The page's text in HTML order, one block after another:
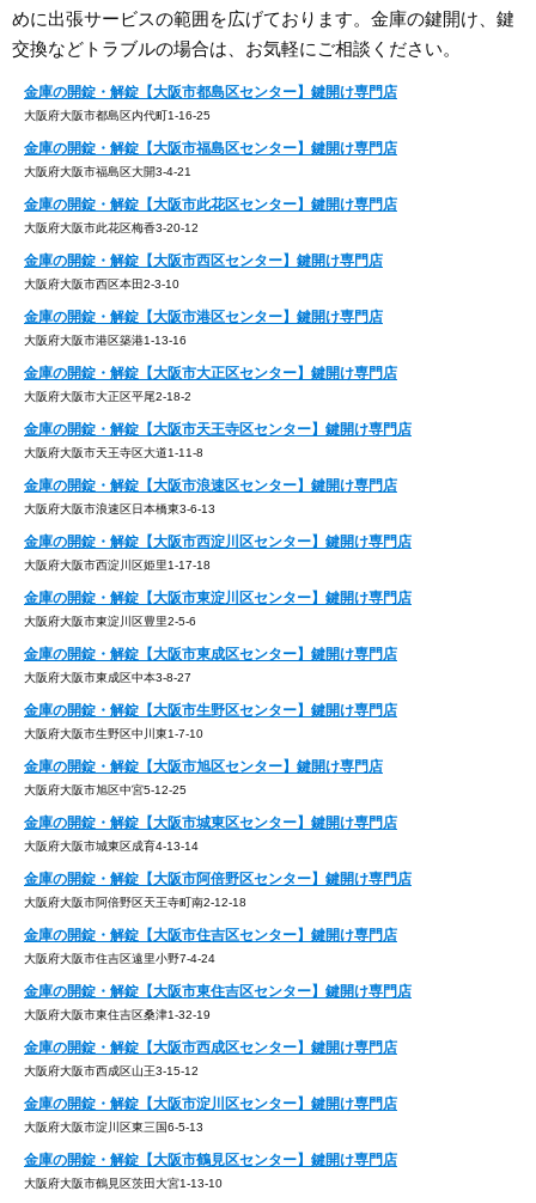
めに出張サービスの範囲を広げております。金庫の鍵開け、鍵
交換などトラブルの場合は、お気軽にご相談ください。
金庫の開錠・解錠【大阪市都島区センター】鍵開け専門店
大阪府大阪市都島区内代町1-16-25
金庫の開錠・解錠【大阪市福島区センター】鍵開け専門店
大阪府大阪市福島区大開3-4-21
金庫の開錠・解錠【大阪市此花区センター】鍵開け専門店
大阪府大阪市此花区梅香3-20-12
金庫の開錠・解錠【大阪市西区センター】鍵開け専門店
大阪府大阪市西区本田2-3-10
金庫の開錠・解錠【大阪市港区センター】鍵開け専門店
大阪府大阪市港区築港1-13-16
金庫の開錠・解錠【大阪市大正区センター】鍵開け専門店
大阪府大阪市大正区平尾2-18-2
金庫の開錠・解錠【大阪市天王寺区センター】鍵開け専門店
大阪府大阪市天王寺区大道1-11-8
金庫の開錠・解錠【大阪市浪速区センター】鍵開け専門店
大阪府大阪市浪速区日本橋東3-6-13
金庫の開錠・解錠【大阪市西淀川区センター】鍵開け専門店
大阪府大阪市西淀川区姫里1-17-18
金庫の開錠・解錠【大阪市東淀川区センター】鍵開け専門店
大阪府大阪市東淀川区豊里2-5-6
金庫の開錠・解錠【大阪市東成区センター】鍵開け専門店
大阪府大阪市東成区中本3-8-27
金庫の開錠・解錠【大阪市生野区センター】鍵開け専門店
大阪府大阪市生野区中川東1-7-10
金庫の開錠・解錠【大阪市旭区センター】鍵開け専門店
大阪府大阪市旭区中宮5-12-25
金庫の開錠・解錠【大阪市城東区センター】鍵開け専門店
大阪府大阪市城東区成育4-13-14
金庫の開錠・解錠【大阪市阿倍野区センター】鍵開け専門店
大阪府大阪市阿倍野区天王寺町南2-12-18
金庫の開錠・解錠【大阪市住吉区センター】鍵開け専門店
大阪府大阪市住吉区遠里小野7-4-24
金庫の開錠・解錠【大阪市東住吉区センター】鍵開け専門店
大阪府大阪市東住吉区桑津1-32-19
金庫の開錠・解錠【大阪市西成区センター】鍵開け専門店
大阪府大阪市西成区山王3-15-12
金庫の開錠・解錠【大阪市淀川区センター】鍵開け専門店
大阪府大阪市淀川区東三国6-5-13
金庫の開錠・解錠【大阪市鶴見区センター】鍵開け専門店
大阪府大阪市鶴見区茨田大宮1-13-10